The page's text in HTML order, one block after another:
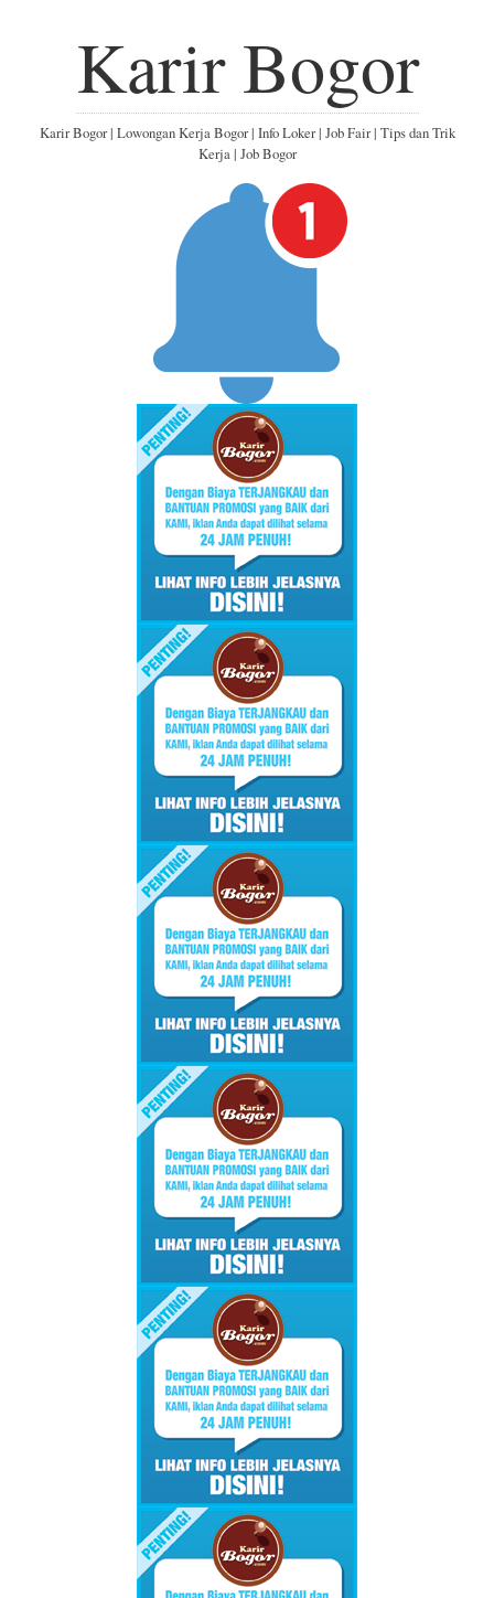
Karir Bogor
Karir Bogor | Lowongan Kerja Bogor | Info Loker | Job Fair | Tips dan Trik
Kerja | Job Bogor